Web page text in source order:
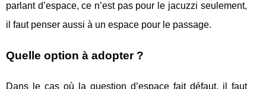
parlant d’espace, ce n’est pas pour le jacuzzi seulement,
il faut penser aussi à un espace pour le passage.
Quelle option à adopter ?
Dans le cas où la question d’espace fait défaut, il faut